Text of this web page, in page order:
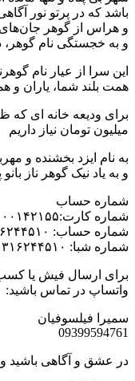
باشد که در پرتو نور
و هراس از گوهر
و به خجستگی نام
این سرا از عیار نام
همت بلند شما، یاران
میلیون تومان نیاز داریم
به نام ایزد بخشنده و
و به یاد نیک گوهر ناز
شماره حساب
شماره کارت:۵٨٩۴۶٣٧٠٠٠١۴٢١۵۵
شماره حساب: ٣١۶٢۴۴۵١٠
شماره شبا: ٠۴٠١٣٠١٠٠٠٠٠٠٠٠٣١۶٢۴۴۵١٠
برای ارسال فیش یا کسب
واتساپ در تماس باشید:
سمیرا فیلسوفیان
09399594761
در عشق و آگاهی باشید و